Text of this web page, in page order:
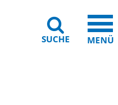
SUCHE MENÜ